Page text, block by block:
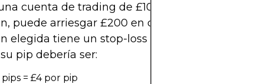
cuenta de trading de £10,000 y arriesga un
puede arriesgar £200 en cualquier operación.
elegida tiene un stop-loss a 50 pips de
pip debería ser:
= £4 por pip